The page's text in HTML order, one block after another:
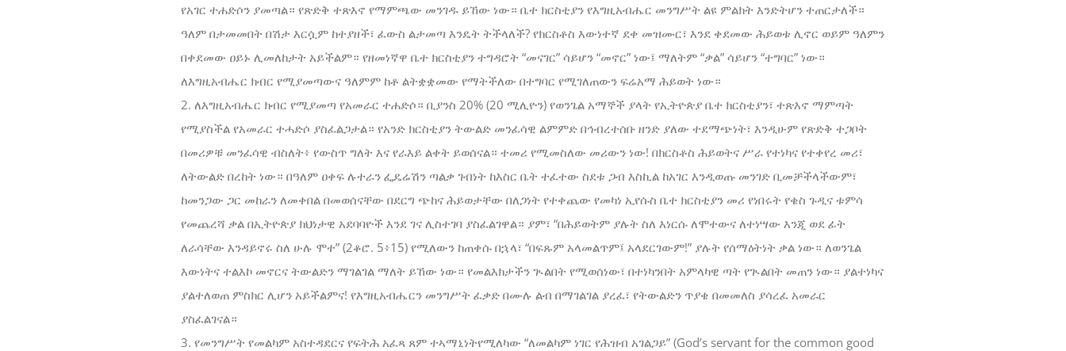
የአገር ተሐድሶን ያመጣል። የጽድቅ ተጽእኖ የማምጫው መንገዱ ይኸው ነው። ቤተ ክርስቲያን የእግዚአብሔር መንግሥት ልዩ ምልክት እንድትሆን ተጠርታለች።
ዓለም በታመመበት በሽታ እርሷም ከተያዘች፣ ፈውስ ልታመጣ እንዴት ትችላለች? የክርስቶስ እውነተኛ ደቀ መዝሙር፣ እንደ ቀደመው ሕይወቱ ሊኖር ወይም ዓለምን
በቀደመው ዐይኑ ሊመለከታት አይችልም። የዘመነኛዋ ቤተ ክርስቲያን ተግዳሮት “መናገር” ሳይሆን “መኖር” ነው፤ ማለትም “ቃል” ሳይሆን “ተግባር” ነው።
ለእግዚአብሔር ክብር የሚያመጣውና ዓለምም ከቶ ልትቋቋመው የማትችለው በተግባር የሚገለጠውን ፍሬአማ ሕይወት ነው።
2. ለእግዚአብሔር ክብር የሚያመጣ የአመራር ተሐድሶ። ቢያንስ 20% (20 ሚሊዮን) የወንጌል አማኞች ያላት የኢትዮጵያ ቤተ ክርስቲያን፣ ተጽእኖ ማምጣት
የሚያስችል የአመራር ተሓድሶ ያስፈልጋታል። የአንድ ክርስቲያን ትውልድ መንፈሳዊ ልምምድ በኅብረተሰቡ ዘንድ ያለው ተደማጭነት፣ እንዲሁም የጽድቅ ተጋቦት
በመሪዎቹ መንፈሳዊ ብስለት፥ የውስጥ ግለት እና የራእይ ልቀት ይወሰናል። ተመሪ የሚመስለው መሪውን ነው! በክርስቶስ ሕይወትና ሥራ የተነካና የተቀየረ መሪ፣
ለትውልድ በረከት ነው። በዓለም ዐቀፍ ሉተራን ፌዴሬሽን ጣልቃ ገብነት ከእስር ቤት ተፈተው ስደቱ ጋብ እስኪል ከአገር እንዲወጡ መንገድ ቢመቻችላችውም፣
ከመንጋው ጋር መከራን ለመቀበል በመወሰናቸው በደርግ ጭከና ሕይወታቸው በለጋነት የተቀጨው የመካነ ኢየሱስ ቤተ ክርስቲያን መሪ የነበሩት የቄስ ጉዲና ቱምሳ
የመጨረሻ ቃል በኢትዮጵያ ክህነታዊ አደባባዮች እንደ ገና ሊስተገባ ያስፈልገዋል። ያም፣ “በሕይወትም ያሉት ስለ እነርሱ ለሞተውና ለተነሣው እንጂ ወደ ፊት
ለራሳቸው እንዳይኖሩ ስለ ሁሉ ሞተ” (2ቆሮ. 5፥15) የሚለውን ከጠቀሱ በኋላ፣ “በፍጹም አላመልጥም፤ አላደርገውም!” ያሉት የሰማዕትነት ቃል ነው። ለወንጌል
እውነትና ተልእኮ መኖርና ትውልድን ማገልገል ማለት ይኸው ነው። የመልእክታችን ጒልበት የሚወሰነው፣ በተነካንበት አምላካዊ ጣት የጒልበት መጠን ነው። ያልተነካና
ያልተለወጠ ምስክር ሊሆን አይችልምና! የእግዚአብሔርን መንግሥት ፈቃድ በሙሉ ልብ በማገልገል ያረፈ፣ የትውልድን ጥያቄ በመመለስ ያሳረፈ አመራር
ያስፈልገናል።
3. የመንግሥት የመልካም አስተዳደርና የፍትሕ አፈጻ ጸም ተኣማኒነትየሚለካው “ለመልካም ነገር የሕዝብ አገልጋይ” (God’s servant for the common good